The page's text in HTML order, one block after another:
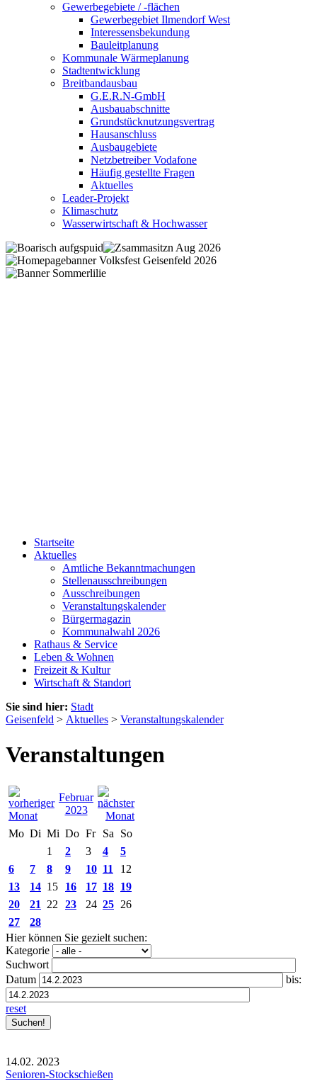
Gewerbegebiete / -flächen
Gewerbegebiet Ilmendorf West
Interessensbekundung
Bauleitplanung
Kommunale Wärmeplanung
Stadtentwicklung
Breitbandausbau
G.E.R.N-GmbH
Ausbauabschnitte
Grundstücknutzungsvertrag
Hausanschluss
Ausbaugebiete
Netzbetreiber Vodafone
Häufig gestellte Fragen
Aktuelles
Leader-Projekt
Klimaschutz
Wasserwirtschaft & Hochwasser
Startseite
Aktuelles
Amtliche Bekanntmachungen
Stellenausschreibungen
Ausschreibungen
Veranstaltungskalender
Bürgermagazin
Kommunalwahl 2026
Rathaus & Service
Leben & Wohnen
Freizeit & Kultur
Wirtschaft & Standort
Sie sind hier: Stadt
Geisenfeld > Aktuelles > Veranstaltungskalender
Veranstaltungen
Februar
2023
Mo Di Mi Do Fr Sa
So
1
2 3 4
5
6
7 8 9 10 11
12
13
14 15 16 17 18 19
20
21 22 23 24 25 26
27
28
Hier können Sie gezielt suchen:
Kategorie
Suchwort
Datum
bis:
reset
14.02. 2023
Senioren-Stockschießen